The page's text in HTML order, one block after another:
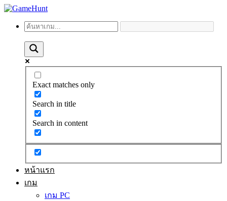
Exact matches only
Search in title
Search in content
หน้าแรก
เกม
เกม PC